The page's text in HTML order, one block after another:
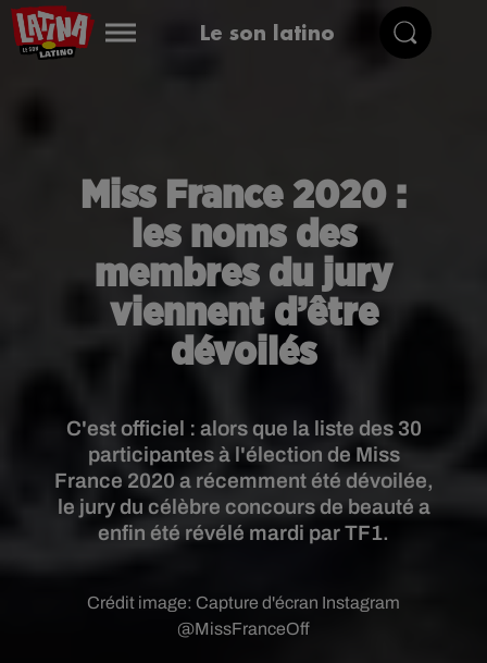
Le son latino
Miss France 2020 :
les noms des
membres du jury
viennent d’être
dévoilés
C'est officiel : alors que la liste des 30
participantes à l'élection de Miss
France 2020 a récemment été dévoilée,
le jury du célèbre concours de beauté a
enfin été révélé mardi par TF1.
Crédit image: Capture d'écran Instagram
@MissFranceOff